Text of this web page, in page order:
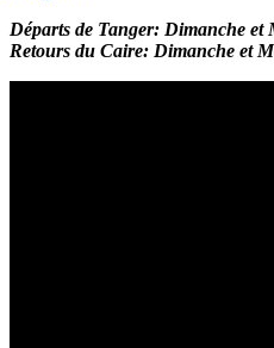
Départs de Tanger: Dimanche et
Retours du Caire: Dimanche et